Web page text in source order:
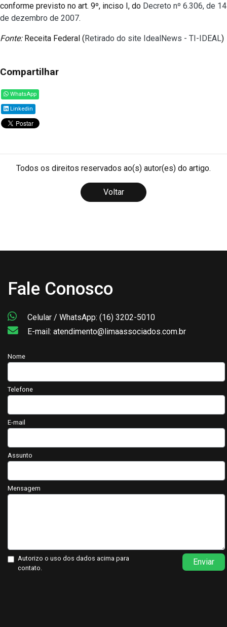
conforme previsto no art. 9º, inciso I, do Decreto nº 6.306, de 14
de dezembro de 2007.
Fonte:Receita Federal (Retirado do site IdealNews - TI-IDEAL)
Compartilhar
WhatsApp
Linkedin
Todos os direitos reservados ao(s) autor(es) do artigo.
Voltar
Fale Conosco
Celular / WhatsApp: (16) 3202-5010
E-mail: atendimento@limaassociados.com.br
Nome
Telefone
E-mail
Assunto
Mensagem
Autorizo o uso dos dados acima para
contato.
Enviar